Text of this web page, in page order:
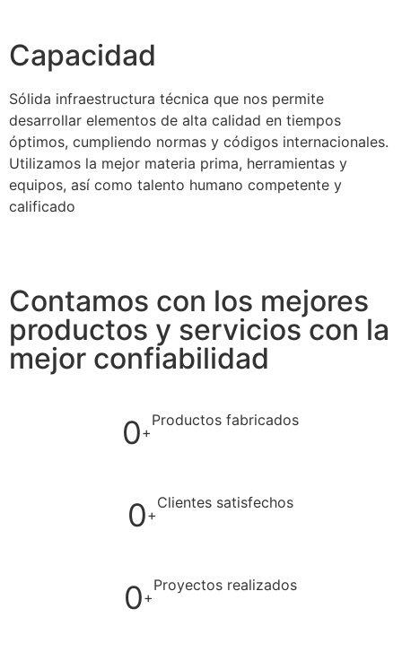
Capacidad
Sólida infraestructura técnica que nos permite
desarrollar elementos de alta calidad en tiempos
óptimos, cumpliendo normas y códigos internacionales.
Utilizamos la mejor materia prima, herramientas y
equipos, así como talento humano competente y
calificado
Contamos con los mejores
productos y servicios con la
mejor confiabilidad
0+
Productos fabricados
0+
Clientes satisfechos
0+
Proyectos realizados